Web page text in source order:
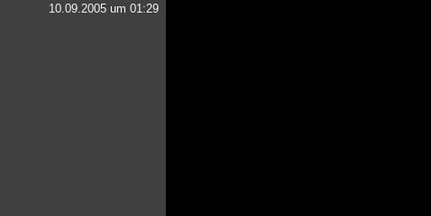
10.09.2005 um 01:29